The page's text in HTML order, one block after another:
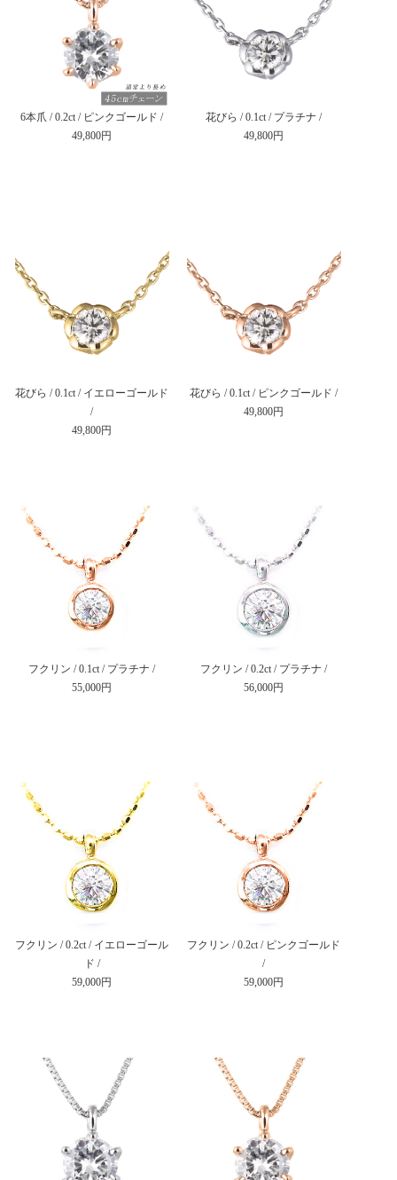
フクリン / 0.2ct / プラチナ /
56,000円
6本爪 / 0.2ct / ピンクゴールド /
49,800円
花びら / 0.1ct / プラチナ /
49,800円
花びら / 0.1ct / イエローゴールド
/
49,800円
花びら / 0.1ct / ピンクゴールド /
49,800円
フクリン / 0.1ct / プラチナ /
55,000円
フクリン / 0.2ct / イエローゴール
ド /
59,000円
フクリン / 0.2ct / ピンクゴールド
/
59,000円